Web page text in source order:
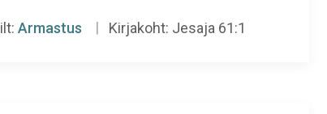
Armastus Kirjakoht: Jesaja 61:1